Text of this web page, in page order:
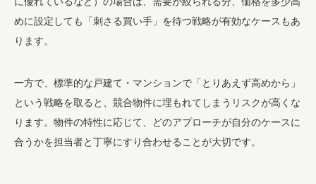
めに設定しても「刺さる買い手」を待つ戦略が有効なケースもあ
ります。
一方で、標準的な戸建て・マンションで「とりあえず高めから」
という戦略を取ると、競合物件に埋もれてしまうリスクが高くな
ります。物件の特性に応じて、どのアプローチが自分のケースに
合うかを担当者と丁寧にすり合わせることが大切です。